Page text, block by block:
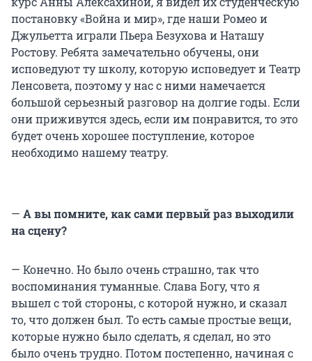
постановку «Война и мир», где наши Ромео и
Джульетта играли Пьера Безухова и Наташу
Ростову. Ребята замечательно обучены, они
исповедуют ту школу, которую исповедует и Театр
Ленсовета, поэтому у нас с ними намечается
большой серьезный разговор на долгие годы. Если
они приживутся здесь, если им понравится, то это
будет очень хорошее поступление, которое
необходимо нашему театру.
— А вы помните, как сами первый раз выходили
на сцену?
— Конечно. Но было очень страшно, так что
воспоминания туманные. Слава Богу, что я
вышел с той стороны, с которой нужно, и сказал
то, что должен был. То есть самые простые вещи,
которые нужно было сделать, я сделал, но это
было очень трудно. Потом постепенно, начиная с